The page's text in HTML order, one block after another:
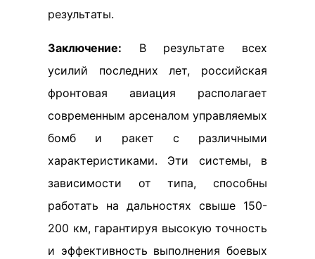
результаты.
Заключение: В результате всех
усилий последних лет, российская
фронтовая авиация располагает
современным арсеналом управляемых
бомб и ракет с различными
характеристиками. Эти системы, в
зависимости от типа, способны
работать на дальностях свыше 150-
200 км, гарантируя высокую точность
и эффективность выполнения боевых